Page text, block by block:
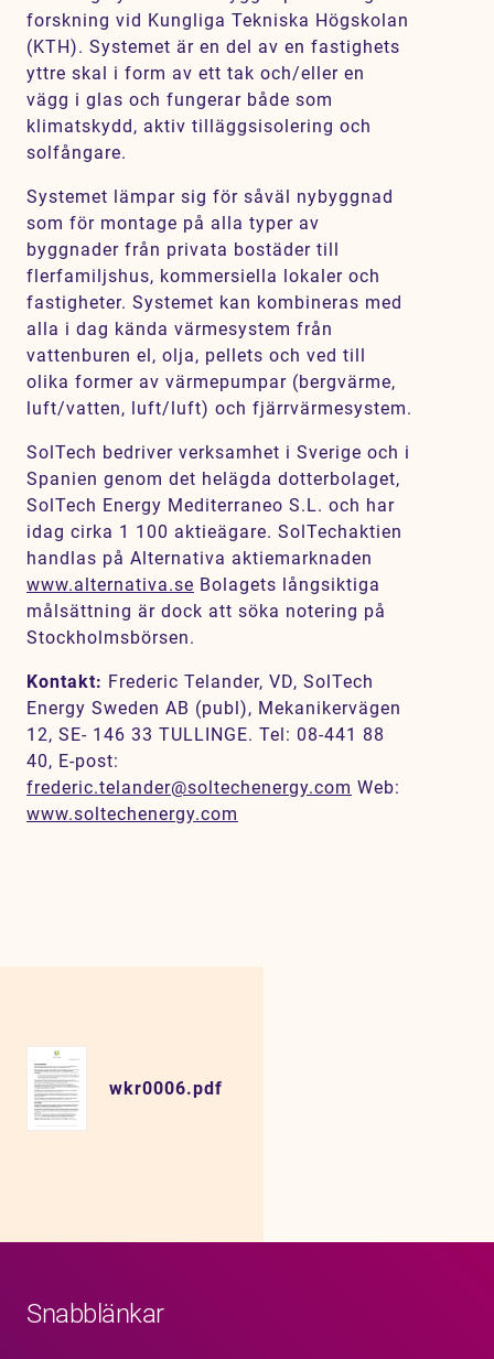
forskning vid Kungliga Tekniska Högskolan
(KTH). Systemet är en del av en fastighets
yttre skal i form av ett tak och/eller en
vägg i glas och fungerar både som
klimatskydd, aktiv tilläggsisolering och
solfångare.
Systemet lämpar sig för såväl nybyggnad
som för montage på alla typer av
byggnader från privata bostäder till
flerfamiljshus, kommersiella lokaler och
fastigheter. Systemet kan kombineras med
alla i dag kända värmesystem från
vattenburen el, olja, pellets och ved till
olika former av värmepumpar (bergvärme,
luft/vatten, luft/luft) och fjärrvärmesystem.
SolTech bedriver verksamhet i Sverige och i
Spanien genom det helägda dotterbolaget,
SolTech Energy Mediterraneo S.L. och har
idag cirka 1 100 aktieägare. SolTechaktien
handlas på Alternativa aktiemarknaden
www.alternativa.se Bolagets långsiktiga
målsättning är dock att söka notering på
Stockholmsbörsen.
Kontakt: Frederic Telander, VD, SolTech
Energy Sweden AB (publ), Mekanikervägen
12, SE- 146 33 TULLINGE. Tel: 08-441 88
40, E-post:
frederic.telander@soltechenergy.com Web:
www.soltechenergy.com
wkr0006.pdf
Snabblänkar